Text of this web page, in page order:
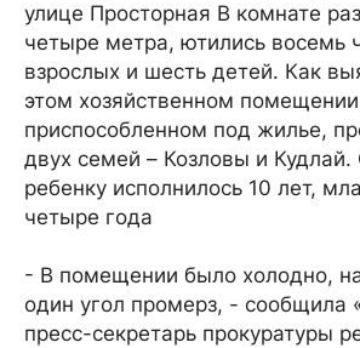
улице Просторная В комнате
четыре метра, ютились восемь
взрослых и шесть детей. Как
этом хозяйственном
приспособленном под жилье,
двух семей – Козловы и
ребенку исполнилось 10 лет,
четыре года
- В помещении было холодно,
один угол промерз, - сообщила
пресс-секретарь прокуратуры